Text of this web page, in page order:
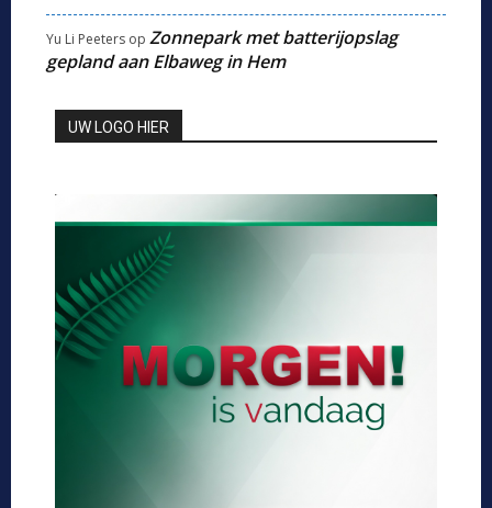
Yu Li Peeters op Zonnepark met batterijopslag
gepland aan Elbaweg in Hem
UW LOGO HIER